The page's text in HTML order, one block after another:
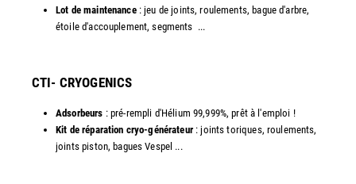
Lot de maintenance: jeu de joints, roulements, bague d'arbre,
étoile d'accouplement, segments ...​
CTI- CRYOGENICS
Adsorbeurs : pré-rempli d'Hélium 99,999%, prêt à l'emploi !
Kit de réparation cryo-générateur: joints toriques, roulements,
joints piston, bagues Vespel ... ​